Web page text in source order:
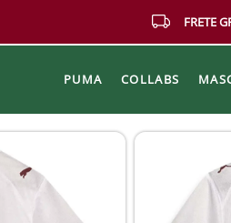
FRETE
PUMA COLLABS